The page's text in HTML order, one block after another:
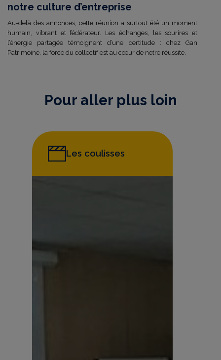
notre culture d’entreprise
Au-delà des annonces, cette réunion a surtout été un moment
humain, vibrant et fédérateur. Les échanges, les sourires et
l’énergie partagée témoignent d’une certitude : chez Gan
Patrimoine, la force du collectif est au cœur de notre réussite.
Pour aller plus loin
Les coulisses